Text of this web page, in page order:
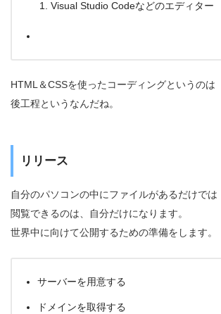
Visual Studio Codeなどのエディター
HTML＆CSSを使ったコーディングというのは
後工程というなんだね。
リリース
自分のパソコンの中にファイルがあるだけでは
閲覧できるのは、自分だけになります。
世界中に向けて公開するための準備をします。
サーバーを用意する
ドメインを取得する